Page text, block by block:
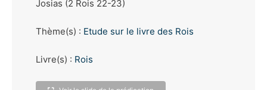
Josias (2 Rois 22-23)
Thème(s) : Etude sur le livre des Rois
Livre(s) : Rois